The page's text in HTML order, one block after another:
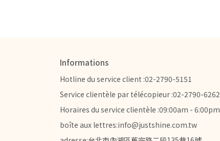
Informations
Hotline du service client :02-2790-5151
Service clientèle par télécopieur :02-2790-6262
Horaires du service clientèle :09:00am - 6:00pm
boîte aux lettres:info@justshine.com.tw